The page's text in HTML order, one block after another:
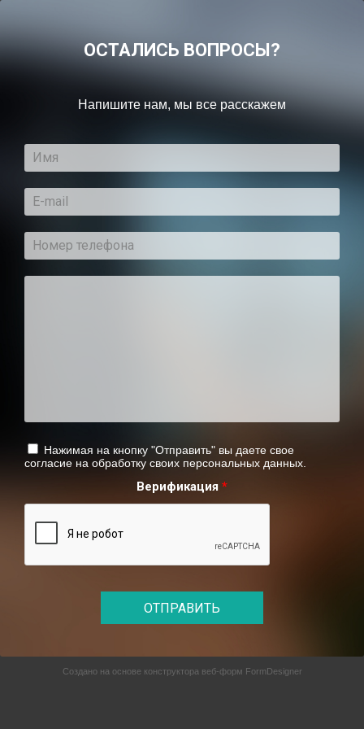
ОСТАЛИСЬ ВОПРОСЫ?
Напишите нам, мы все расскажем
Нажимая на кнопку "Отправить" вы даете свое
согласие на обработку своих персональных данных.
Верификация *
ОТПРАВИТЬ
Создано на основе конструктора веб-форм FormDesigner